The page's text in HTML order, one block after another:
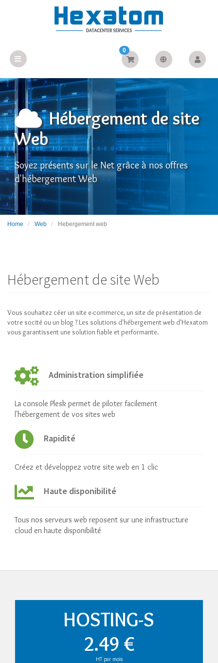
0
Hébergement de site
Web
Soyez présents sur le Net grâce à nos offres
d'hébergement Web
Home Web Hebergement web
Hébergement de site Web
Vous souhaitez céer un site e-commerce, un site de présentation de
votre socité ou un blog ? Les solutions d'hébergement web d'Hexatom
vous garantissent une solution fiable et performante.
Administration simplifiée
La console Plesk permet de piloter facilement
l'hébergement de vos sites web
Rapidité
Créez et développez votre site web en 1 clic
Haute disponibilité
Tous nos serveurs web reposent sur une infrastructure
cloud en haute disponibilité
HOSTING-S
2.49 €
HT par mois